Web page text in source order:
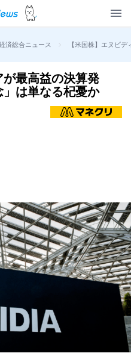
済総合ニュース > 【米国株】エヌビ
が最高益の決算発
は単なる杞憂か